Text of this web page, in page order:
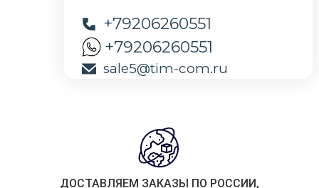
+79206260551
+79206260551
sale5@tim-com.ru
ДОСТАВЛЯЕМ ЗАКАЗЫ ПО РОССИИ,